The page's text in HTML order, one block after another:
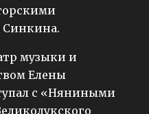
Синкина.
музыки и
Елены
с «Няниными